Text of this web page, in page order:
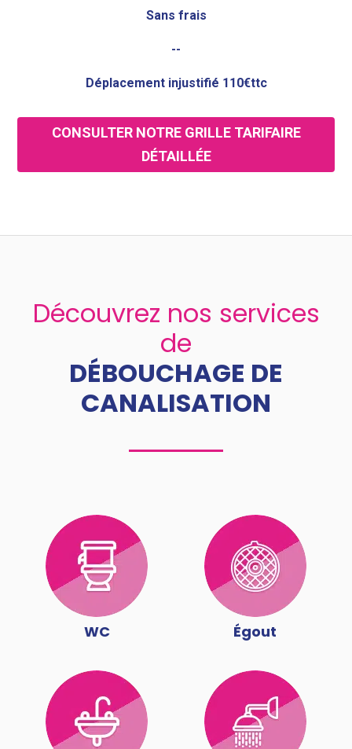
Sans frais
--
Déplacement injustifié 110€ttc
CONSULTER NOTRE GRILLE TARIFAIRE
DÉTAILLÉE
Découvrez nos services
de
DÉBOUCHAGE DE
CANALISATION
WC Égout